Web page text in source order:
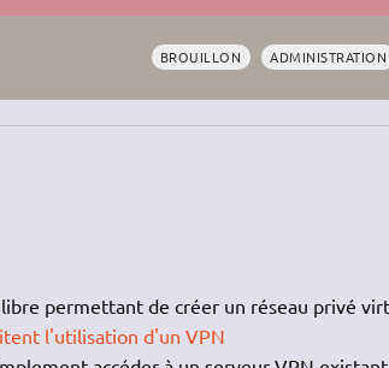
BROUILLON ADMINISTRATION
permettant de créer un réseau privé
l'utilisation d'un VPN